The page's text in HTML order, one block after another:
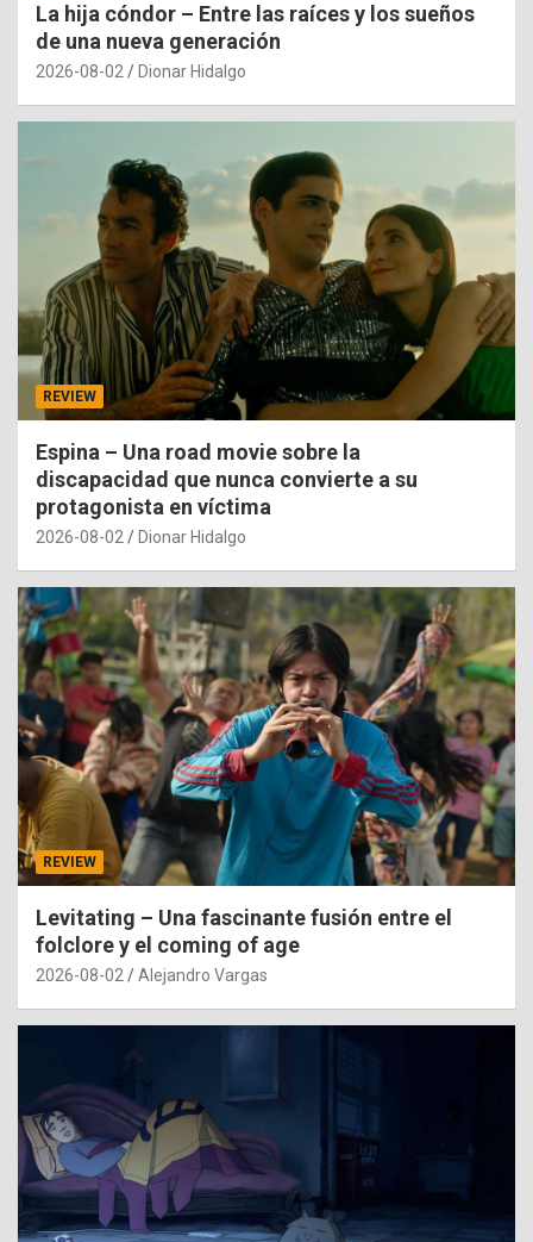
La hija cóndor – Entre las raíces y los sueños
de una nueva generación
2026-08-02 Dionar Hidalgo
REVIEW
Espina – Una road movie sobre la
discapacidad que nunca convierte a su
protagonista en víctima
2026-08-02 Dionar Hidalgo
REVIEW
Levitating – Una fascinante fusión entre el
folclore y el coming of age
2026-08-02 Alejandro Vargas